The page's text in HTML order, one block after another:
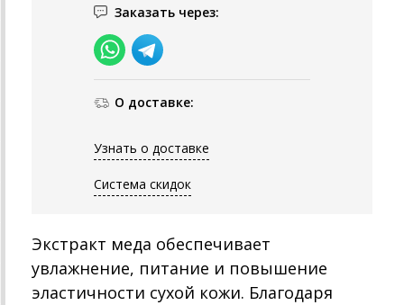
Заказать через:
О доставке:
Узнать о доставке
Система скидок
Экстракт меда обеспечивает
увлажнение, питание и повышение
эластичности сухой кожи. Благодаря